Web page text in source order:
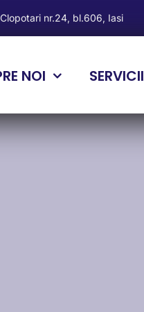
nr.24, bl.606, Iasi
NOI SERVICII